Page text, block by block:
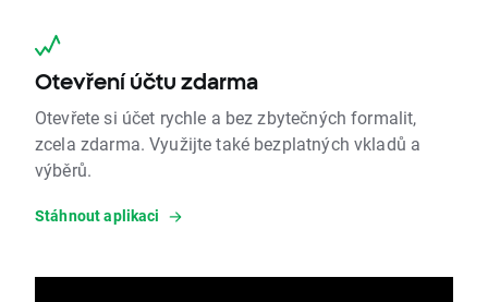
Otevření účtu zdarma
Otevřete si účet rychle a bez zbytečných formalit,
zcela zdarma. Využijte také bezplatných vkladů a
výběrů.
Stáhnout aplikaci